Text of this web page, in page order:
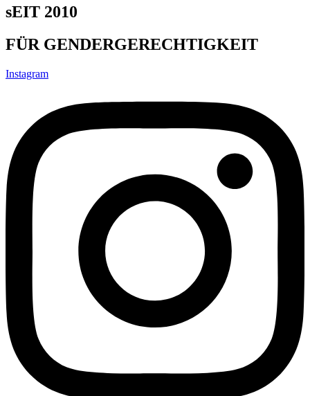
sEIT 2010
FÜR GENDERGERECHTIGKEIT
Instagram